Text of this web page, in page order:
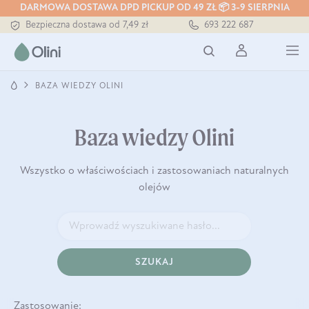
DARMOWA DOSTAWA DPD PICKUP OD 49 ZŁ 📦 3-9 SIERPNIA
Bezpieczna dostawa od 7,49 zł
Darmowa dostawa od 199 zł
693 222 687
BAZA WIEDZY OLINI
Baza wiedzy Olini
Wszystko o właściwościach i zastosowaniach naturalnych
olejów
SZUKAJ
Zastosowanie: